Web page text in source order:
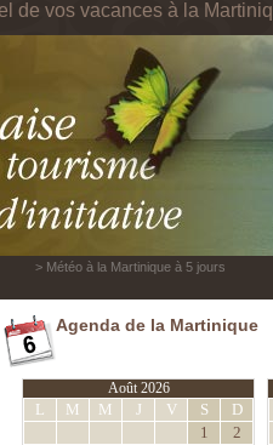
de vos vacances à la
> Météo à la Martinique à 5 jours
Agenda de la Martinique
Août 2026
L M M J V S
D
1
2